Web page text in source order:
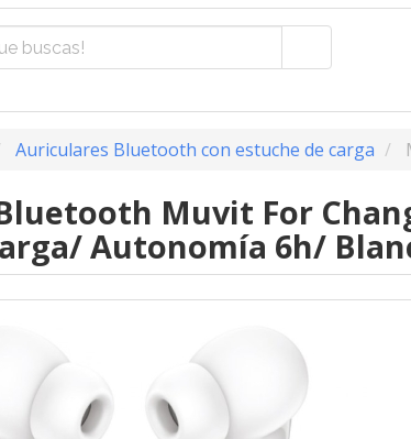
Auriculares Bluetooth con estuche de carga
Muvit For
Autonomía 6h/